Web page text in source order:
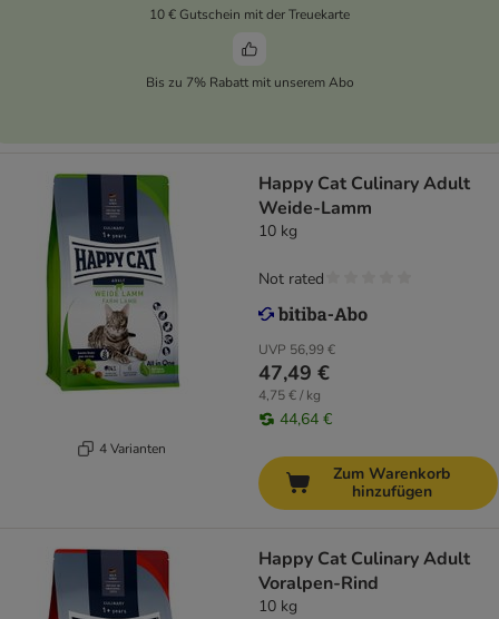
10 € Gutschein mit der Treuekarte
Bis zu 7% Rabatt mit unserem Abo
4 Varianten
Happy Cat Culinary Adult
Weide-Lamm
10 kg
UVP 56,99 €
47,49 €
4,75 € / kg
44,64 €
Not rated
Zum Warenkorb
hinzufügen
Happy Cat Culinary Adult
Voralpen-Rind
10 kg